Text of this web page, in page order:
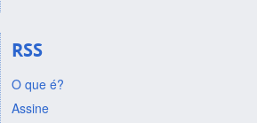
RSS
O que é?
Assine